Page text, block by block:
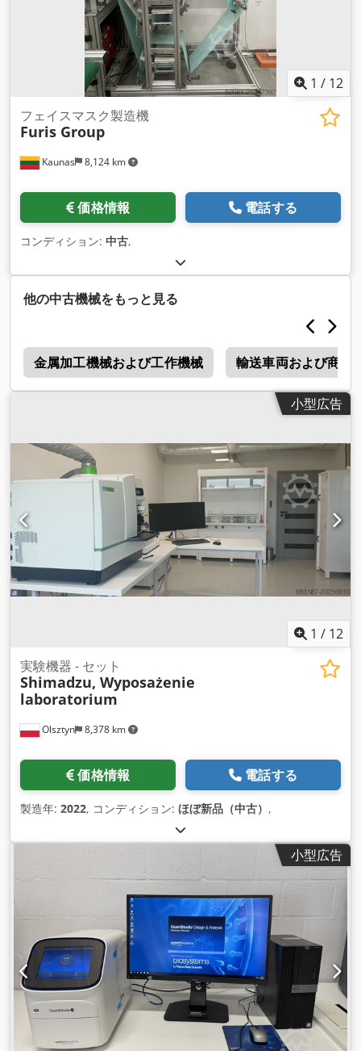
1 / 12
Kaunas 8,124 km
フェイスマスク製造機
Furis Group
価格情報 電話する
コンディション: 中古,
他の中古機械をもっと見る
金属加工機械および工作機械 輸送車両および商用
小型広告
1 / 12
Olsztyn 8,378 km
実験機器 - セット
Shimadzu, Wyposażenie
laboratorium
価格情報 電話する
製造年: 2022, コンディション: ほぼ新品（中古） ,
小型広告